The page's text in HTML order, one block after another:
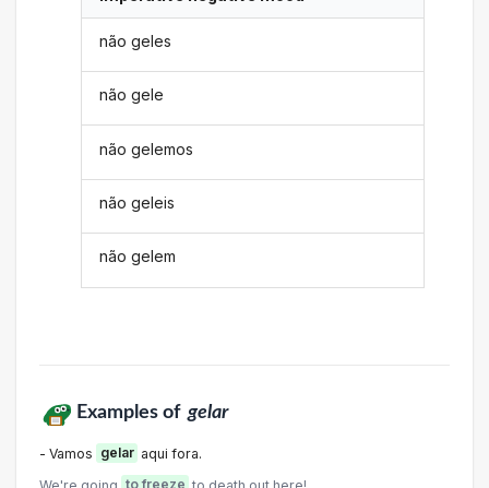
não geles
não gele
não gelemos
não geleis
não gelem
Examples of gelar
- Vamos gelar aqui fora.